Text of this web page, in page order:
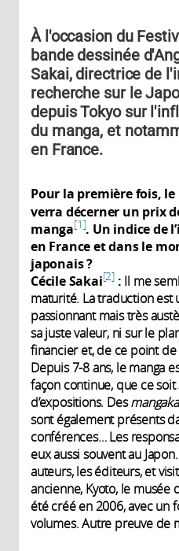
À l'occasion du
bande dessinée
Sakai, directrice de
recherche sur le
depuis Tokyo sur
du manga, et
en France.
Pour la première fois, le
verra décerner un prix
manga 1 . Un indice de
en France et dans le
japonais ?
Cécile Sakai 2 : Il me
maturité. La traduction est
passionnant mais très
sa juste valeur, ni sur le
financier et, de ce point de
Depuis 7-8 ans, le manga
façon continue, que ce
d’expositions. Des
sont également présents
conférences… Les
eux aussi souvent au
auteurs, les éditeurs, et
ancienne, Kyoto, le musée
été créé en 2006, avec un
volumes. Autre preuve de